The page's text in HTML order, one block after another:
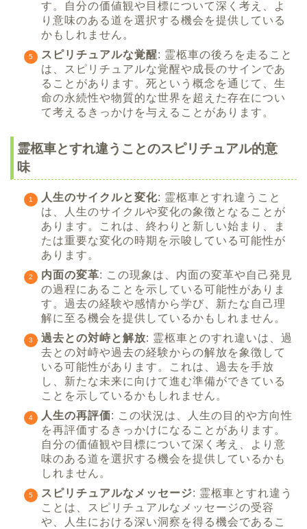
す。自分の価値観や目標について深く考え、よ
り意味のある道を選択する機会を提供している
かもしれません。
スピリチュアルな覚醒: 霊柩車の後ろを走ること
は、スピリチュアルな覚醒や成長のサインであ
ることがあります。死という概念を通じて、生
命の永続性や物質的な世界を超えた存在につい
て考えるきっかけを与えることがあります。
霊柩車とすれ違うことのスピリチュアル的意
味
人生のサイクルと変化: 霊柩車とすれ違うこと
は、人生のサイクルや変化の象徴となることが
あります。これは、終わりと新しい始まり、ま
たは重要な変化の時期を示唆している可能性が
あります。
内面の変革: この現象は、内面の変革や自己発見
の過程にあることを示している可能性がありま
す。過去の経験や感情から学び、新たな自己理
解に至る機会を提供しているかもしれません。
過去との対峙と解放: 霊柩車とのすれ違いは、過
去との対峙や過去の経験からの解放を象徴して
いる可能性があります。これは、過去を手放
し、新たな未来に向けて進む準備ができている
ことを示しているかもしれません。
人生の再評価: この状況は、人生の目的や方向性
を再評価するきっかけになることがあります。
自分の価値観や目標について深く考え、より意
味のある道を選択する機会を提供しているかも
しれません。
スピリチュアルなメッセージ: 霊柩車とすれ違う
ことは、スピリチュアルなメッセージの受容
や、人生における深い洞察を得る機会であるこ